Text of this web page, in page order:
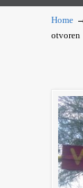
Home
otvoren